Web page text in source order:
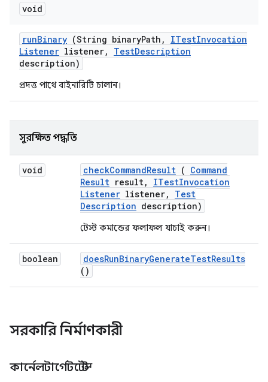
void
runBinary (String binaryPath , ITestInvocation
Listener listener, TestDescription
description)
প্রদত্ত পাথে বাইনারিটি চালান।
সুরক্ষিত পদ্ধতি
void checkCommandResult ( Command
Result result, ITestInvocation
Listener listener,
Test
Description description)
টেস্ট কমান্ডের ফলাফল যাচাই করুন।
boolean doesRunBinaryGenerateTestResults
()
সরকারি নির্মাণকারী
কার্নেলটার্গেটটেস্ট